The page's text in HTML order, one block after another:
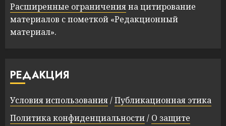
Расширенные ограниченияна цитирование
материалов с пометкой «Редакционный
материал».
РЕДАКЦИЯ
Условия использования/Публикационная этика
Политика конфиденциальности/ О защите